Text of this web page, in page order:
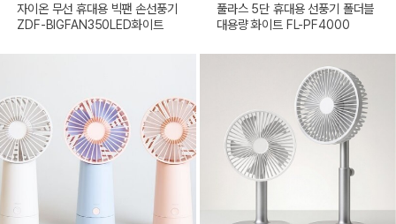
자이온 무선 휴대용 빅팬 손선풍기
ZDF-BIGFAN350LED화이트
풀라스 5단 휴대용 선풍기 폴더블
대용량 화이트 FL-PF4000